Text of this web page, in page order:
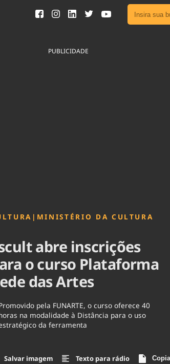
Ver
Brasil
PUBLICIDADE
| MINISTÉRIO DA CULTURA
abre inscrições
o curso Plataforma
das Artes
pela FUNARTE, o curso oferece 40
na modalidade à Distância para o uso
da ferramenta
Salvar imagem Texto para rádio